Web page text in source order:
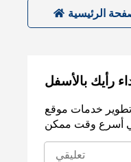
الرئيسية
رأيك بالأسفل
تطوير خدمات موقع